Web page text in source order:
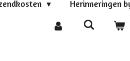
Herinneringen